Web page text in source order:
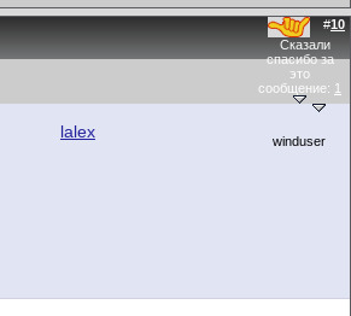
#10
Сказали
спасибо за
это
сообщение: 1
lalex winduser